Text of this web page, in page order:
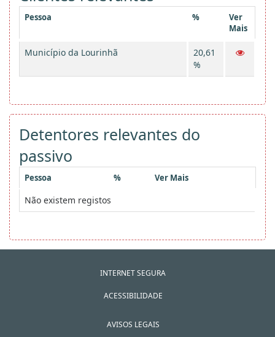
Pessoa %
Ver
Mais
Município da Lourinhã
20,61
%
Detentores relevantes do
passivo
Pessoa % Ver Mais
Não existem registos
INTERNET SEGURA
ACESSIBILIDADE
AVISOS LEGAIS